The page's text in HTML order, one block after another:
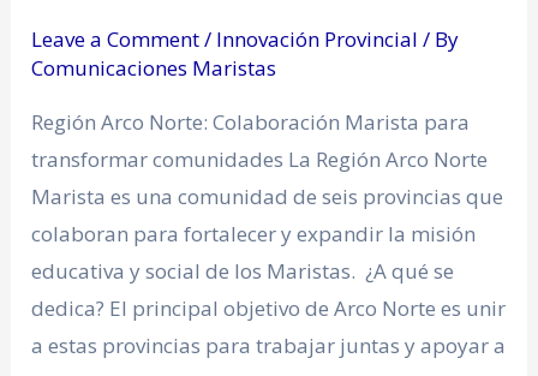
Leave a Comment/ Innovación Provincial / By
Comunicaciones Maristas
Región Arco Norte: Colaboración Marista para
transformar comunidades La Región Arco Norte
Marista es una comunidad de seis provincias que
colaboran para fortalecer y expandir la misión
educativa y social de los Maristas. ¿A qué se
dedica? El principal objetivo de Arco Norte es unir
a estas provincias para trabajar juntas y apoyar a